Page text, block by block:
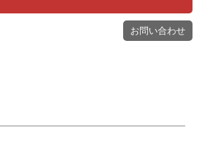
お問い合わせ